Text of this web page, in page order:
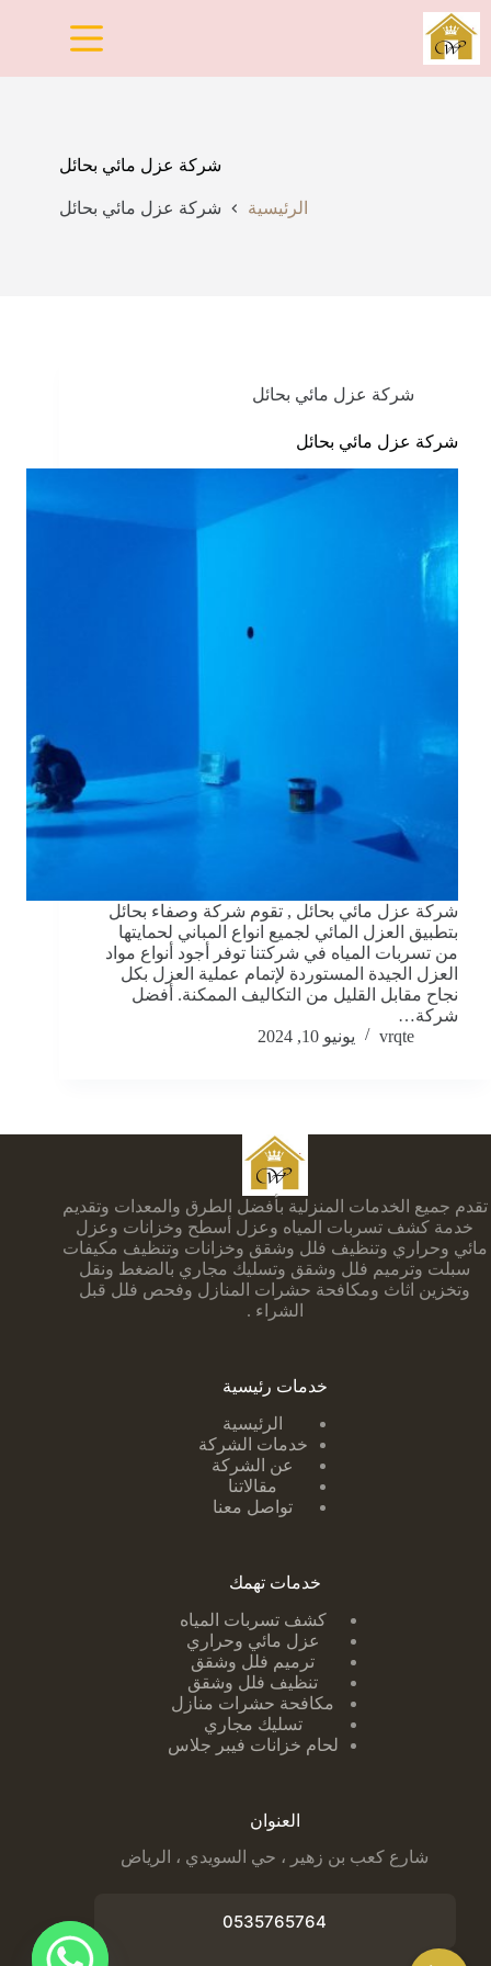
التجاوز
إلى
المحتوى
شركة عزل مائي بحائل
الرئيسية شركة عزل مائي بحائل
شركة عزل مائي بحائل
شركة عزل مائي بحائل
شركة عزل مائي بحائل , تقوم شركة وصفاء بحائل
بتطبيق العزل المائي لجميع انواع المباني لحمايتها
من تسربات المياه في شركتنا توفر أجود أنواع مواد
العزل الجيدة المستوردة لإتمام عملية العزل بكل
نجاح مقابل القليل من التكاليف الممكنة. أفضل
شركة…
vrqte
يونيو 10, 2024
تقدم جميع الخدمات المنزلية بأفضل الطرق والمعدات وتقديم
خدمة كشف تسربات المياه وعزل أسطح وخزانات وعزل
مائي وحراري وتنظيف فلل وشقق وخزانات وتنظيف مكيفات
سبلت وترميم فلل وشقق وتسليك مجاري بالضغط ونقل
وتخزين اثاث ومكافحة حشرات المنازل وفحص فلل قبل
الشراء .
خدمات رئيسية
الرئيسية
خدمات الشركة
عن الشركة
مقالاتنا
تواصل معنا
خدمات تهمك
كشف تسربات ا لمياه
عزل مائي وحراري
ترميم فلل وشقق
تنظيف فلل وشقق
مكافحة حشرات منازل
تسليك مجاري
لحام خزانات فيبر جلاس
العنوان
شارع كعب بن زهير ، حي السويدي ، الرياض
0535765764